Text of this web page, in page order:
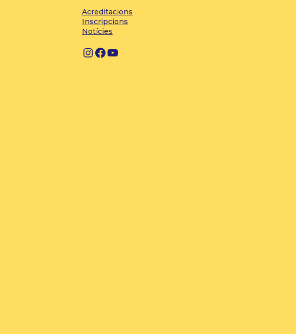
Acreditacions
Inscripcions
Notícies
InstagramFacebook YouTube